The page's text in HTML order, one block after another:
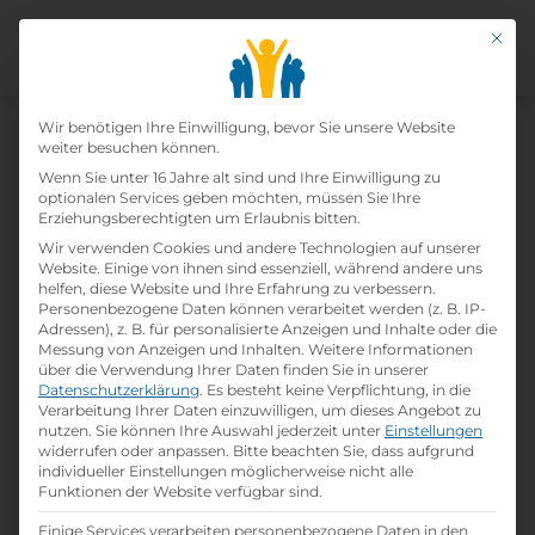
Home»Lehrbetriebe »KUHN Baumaschinen
GmbH
Kuhn Baumaschinen Gmbh
printLehrstelle ausdrucken
Detailinformationen
folder Branche:
Mit
Datenschutz-
Wir benötigen Ihre Einwilligung, bevor Sie unsere Website
weiter besuchen können.
Wenn Sie unter 16 Jahre alt sind und Ihre Einwilligung zu
optionalen Services geben möchten, müssen Sie Ihre
Erziehungsberechtigten um Erlaubnis bitten.
Wir verwenden Cookies und andere Technologien auf unserer
Website. Einige von ihnen sind essenziell, während andere uns
helfen, diese Website und Ihre Erfahrung zu verbessern.
Personenbezogene Daten können verarbeitet werden (z. B. IP-
Adressen), z. B. für personalisierte Anzeigen und Inhalte oder die
Messung von Anzeigen und Inhalten. Weitere Informationen
über die Verwendung Ihrer Daten finden Sie in unserer
Datenschutzerklärung. Es besteht keine Verpflichtung, in die
Verarbeitung Ihrer Daten einzuwilligen, um dieses Angebot zu
nutzen. Sie können Ihre Auswahl jederzeit unter Einstellungen
widerrufen oder anpassen. Bitte beachten Sie, dass aufgrund
individueller Einstellungen möglicherweise nicht alle
Funktionen der Website verfügbar sind.
Einige Services verarbeiten personenbezogene Daten in den